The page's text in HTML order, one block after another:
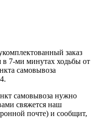
заказ
в 7-ми минутах ходьбы от
самовывоза
самовывоза нужно
свяжется наш
почте) и сообщит,